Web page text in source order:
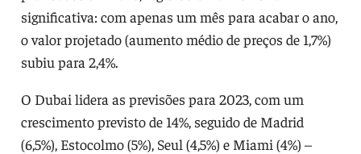
significativa: com apenas um mês para acabar o ano,
o valor projetado (aumento médio de preços de 1,7%)
subiu para 2,4%.
O Dubai lidera as previsões para 2023, com um
crescimento previsto de 14%, seguido de Madrid
(6,5%), Estocolmo (5%), Seul (4,5%) e Miami (4%) –